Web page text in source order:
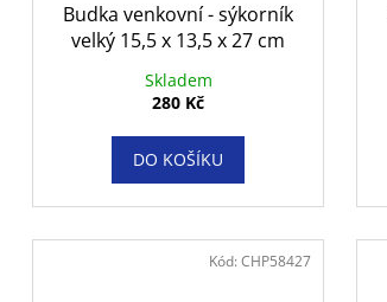
Budka venkovní - sýkorník
velký 15,5 x 13,5 x 27 cm
Skladem
280 Kč
DO KOŠÍKU
Kód:CHP58427